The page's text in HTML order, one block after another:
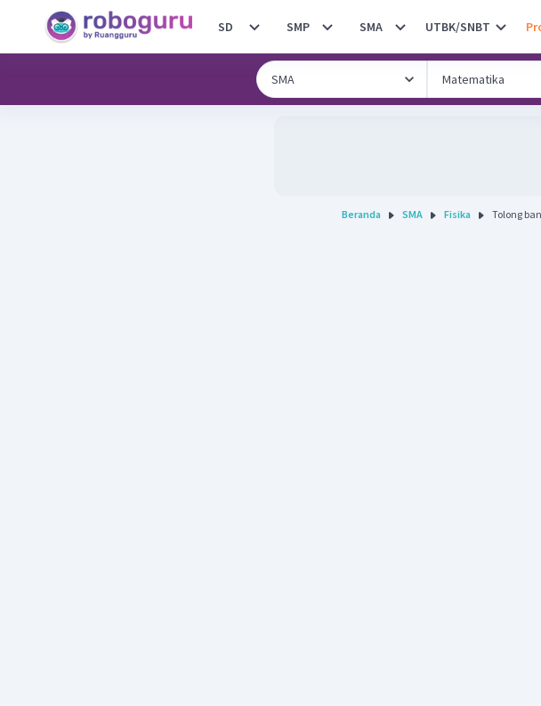
SD SMP SMA UTBK/SNBT
Beranda SMA Fisika Tolong